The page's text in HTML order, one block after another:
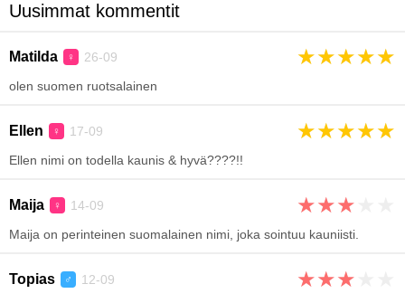
Uusimmat kommentit
Matilda ♀ 26-09 ★★★★★
olen suomen ruotsalainen
Ellen ♀ 17-09 ★★★★★
Ellen nimi on todella kaunis & hyvä????!!
Maija ♀ 14-09 ★★★
Maija on perinteinen suomalainen nimi, joka sointuu kauniisti.
Topias ♂ 12-09 ★★★